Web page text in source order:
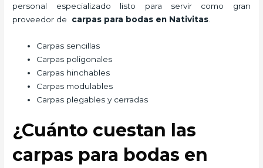
personal especializado listo para servir como gran
proveedor de carpas para bodas en Nativitas
Carpas sencillas
Carpas poligonales
Carpas hinchables
Carpas modulables
Carpas plegables y cerradas
¿Cuánto cuestan las
carpas para bodas en